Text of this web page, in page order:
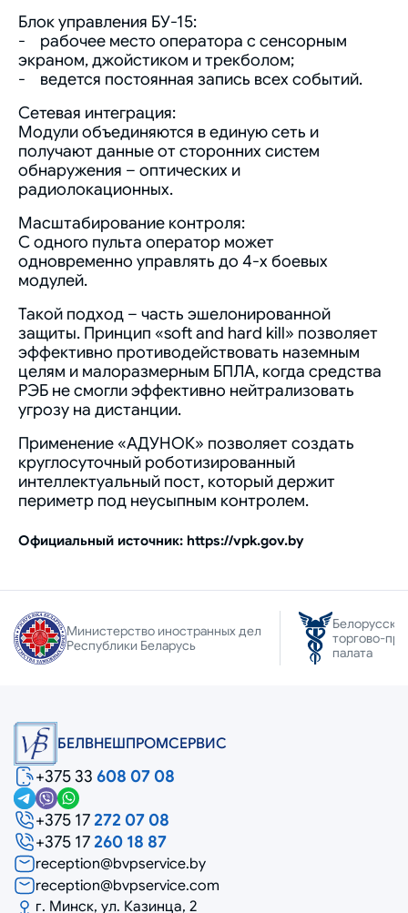
Блок управления БУ-15:
- рабочее место оператора с сенсорным
экраном, джойстиком и трекболом;
- ведется постоянная запись всех событий.
Сетевая интеграция:
Модули объединяются в единую сеть и
получают данные от сторонних систем
обнаружения – оптических и
радиолокационных.
Масштабирование контроля:
С одного пульта оператор может
одновременно управлять до 4-х боевых
модулей.
Такой подход – часть эшелонированной
защиты. Принцип «soft and hard kill» позволяет
эффективно противодействовать наземным
целям и малоразмерным БПЛА, когда средства
РЭБ не смогли эффективно нейтрализовать
угрозу на дистанции.
Применение «АДУНОК» позволяет создать
круглосуточный роботизированный
интеллектуальный пост, который держит
периметр под неусыпным контролем.
Официальный источник: https://vpk.gov.by
Министерство иностранных дел
Республики Беларусь
Белорусская
торгово-
палата
БЕЛВНЕШПРОМСЕРВИС
+375 33 608 07 08
+375 17 272 07 08
+375 17 260 18 87
reception@bvpservice.by
reception@bvpservice.com
г. Минск, ул. Казинца, 2